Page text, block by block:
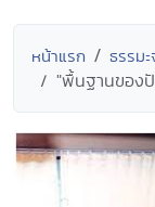
หน้าแรก ธรรม
"พื้นฐานของ